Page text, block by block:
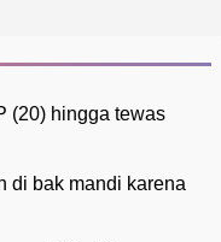
(20) hingga tewas
di bak mandi karena